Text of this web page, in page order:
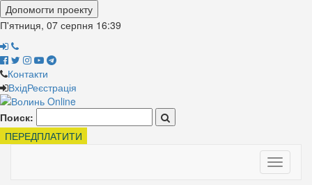
Допомогти проекту
П'ятниця, 07 серпня 16:39
Контакти
ВхідРеєстрація
Поиск:
ПЕРЕДПЛАТИТИ
Toggle